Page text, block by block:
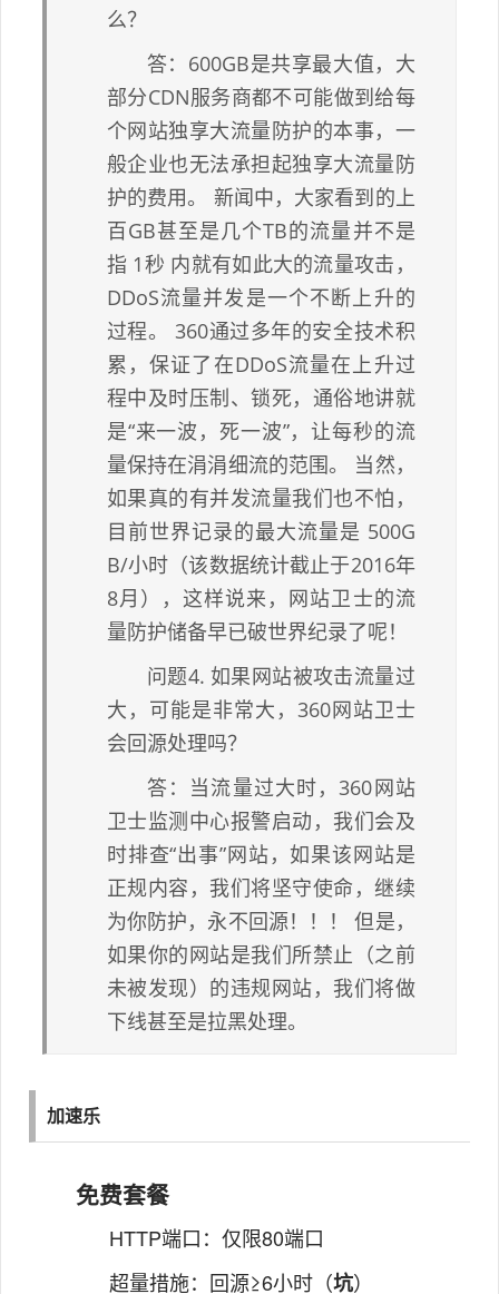
么？
答：600GB是共享最大值，大
部分CDN服务商都不可能做到给每
个网站独享大流量防护的本事，一
般企业也无法承担起独享大流量防
护的费用。 新闻中，大家看到的上
百GB甚至是几个TB的流量并不是
指 1秒 内就有如此大的流量攻击，
DDoS流量并发是一个不断上升的
过程。 360通过多年的安全技术积
累，保证了在DDoS流量在上升过
程中及时压制、锁死，通俗地讲就
是“来一波，死一波”，让每秒的流
量保持在涓涓细流的范围。 当然，
如果真的有并发流量我们也不怕，
目前世界记录的最大流量是 500G
B/小时（该数据统计截止于2016年
8月），这样说来，网站卫士的流
量防护储备早已破世界纪录了呢！
问题4. 如果网站被攻击流量过
大，可能是非常大，360网站卫士
会回源处理吗？
答：当流量过大时，360网站
卫士监测中心报警启动，我们会及
时排查“出事”网站，如果该网站是
正规内容，我们将坚守使命，继续
为你防护，永不回源！！！ 但是，
如果你的网站是我们所禁止（之前
未被发现）的违规网站，我们将做
下线甚至是拉黑处理。
加速乐
免费套餐
HTTP端口：仅限80端口
超量措施：回源≥6小时（坑）